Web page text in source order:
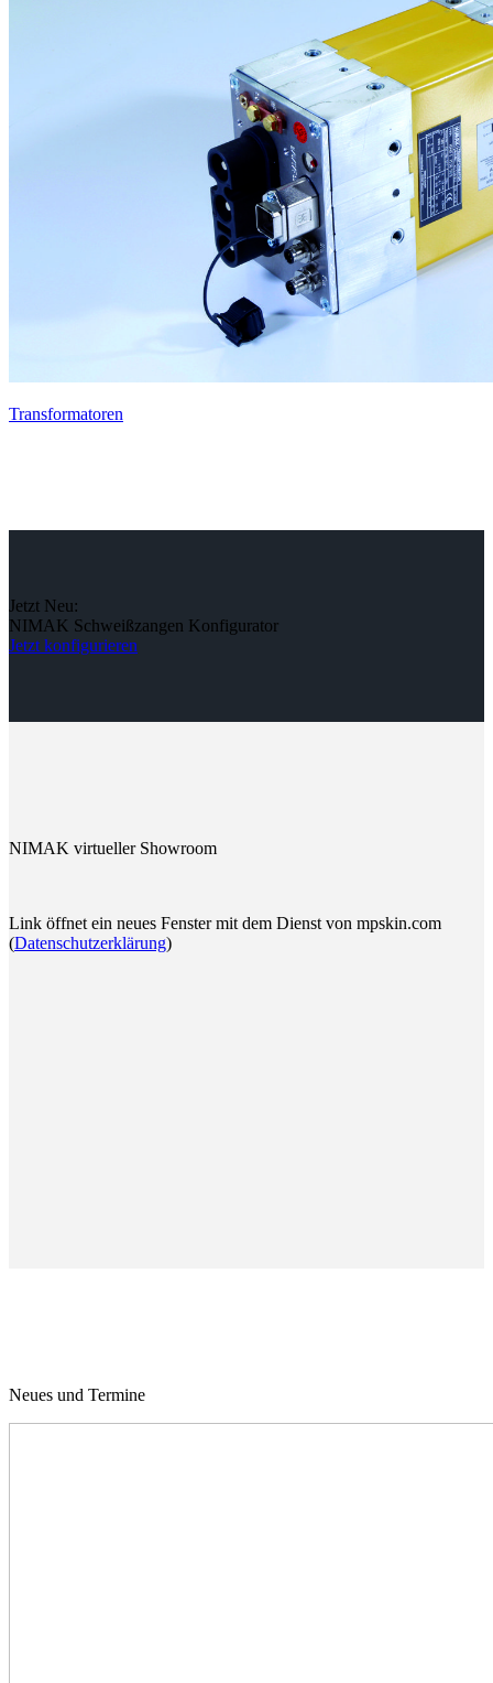
Transformatoren
Jetzt Neu:
NIMAK Schweißzangen Konfigurator
Jetzt konfigurieren
NIMAK virtueller Showroom
Link öffnet ein neues Fenster mit dem Dienst von mpskin.com
(Datenschutzerklärung)
Neues und Termine